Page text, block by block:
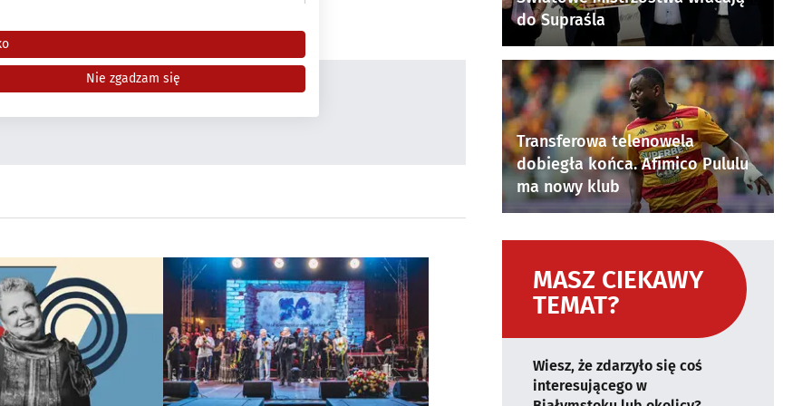
do Supraśla
Transferowa telenowela
dobiegła końca. Afimico Pululu
ma nowy klub
MASZ CIEKAWY
TEMAT?
Wiesz, że zdarzyło się coś
interesującego w
źródeł
Nie zgadzam się